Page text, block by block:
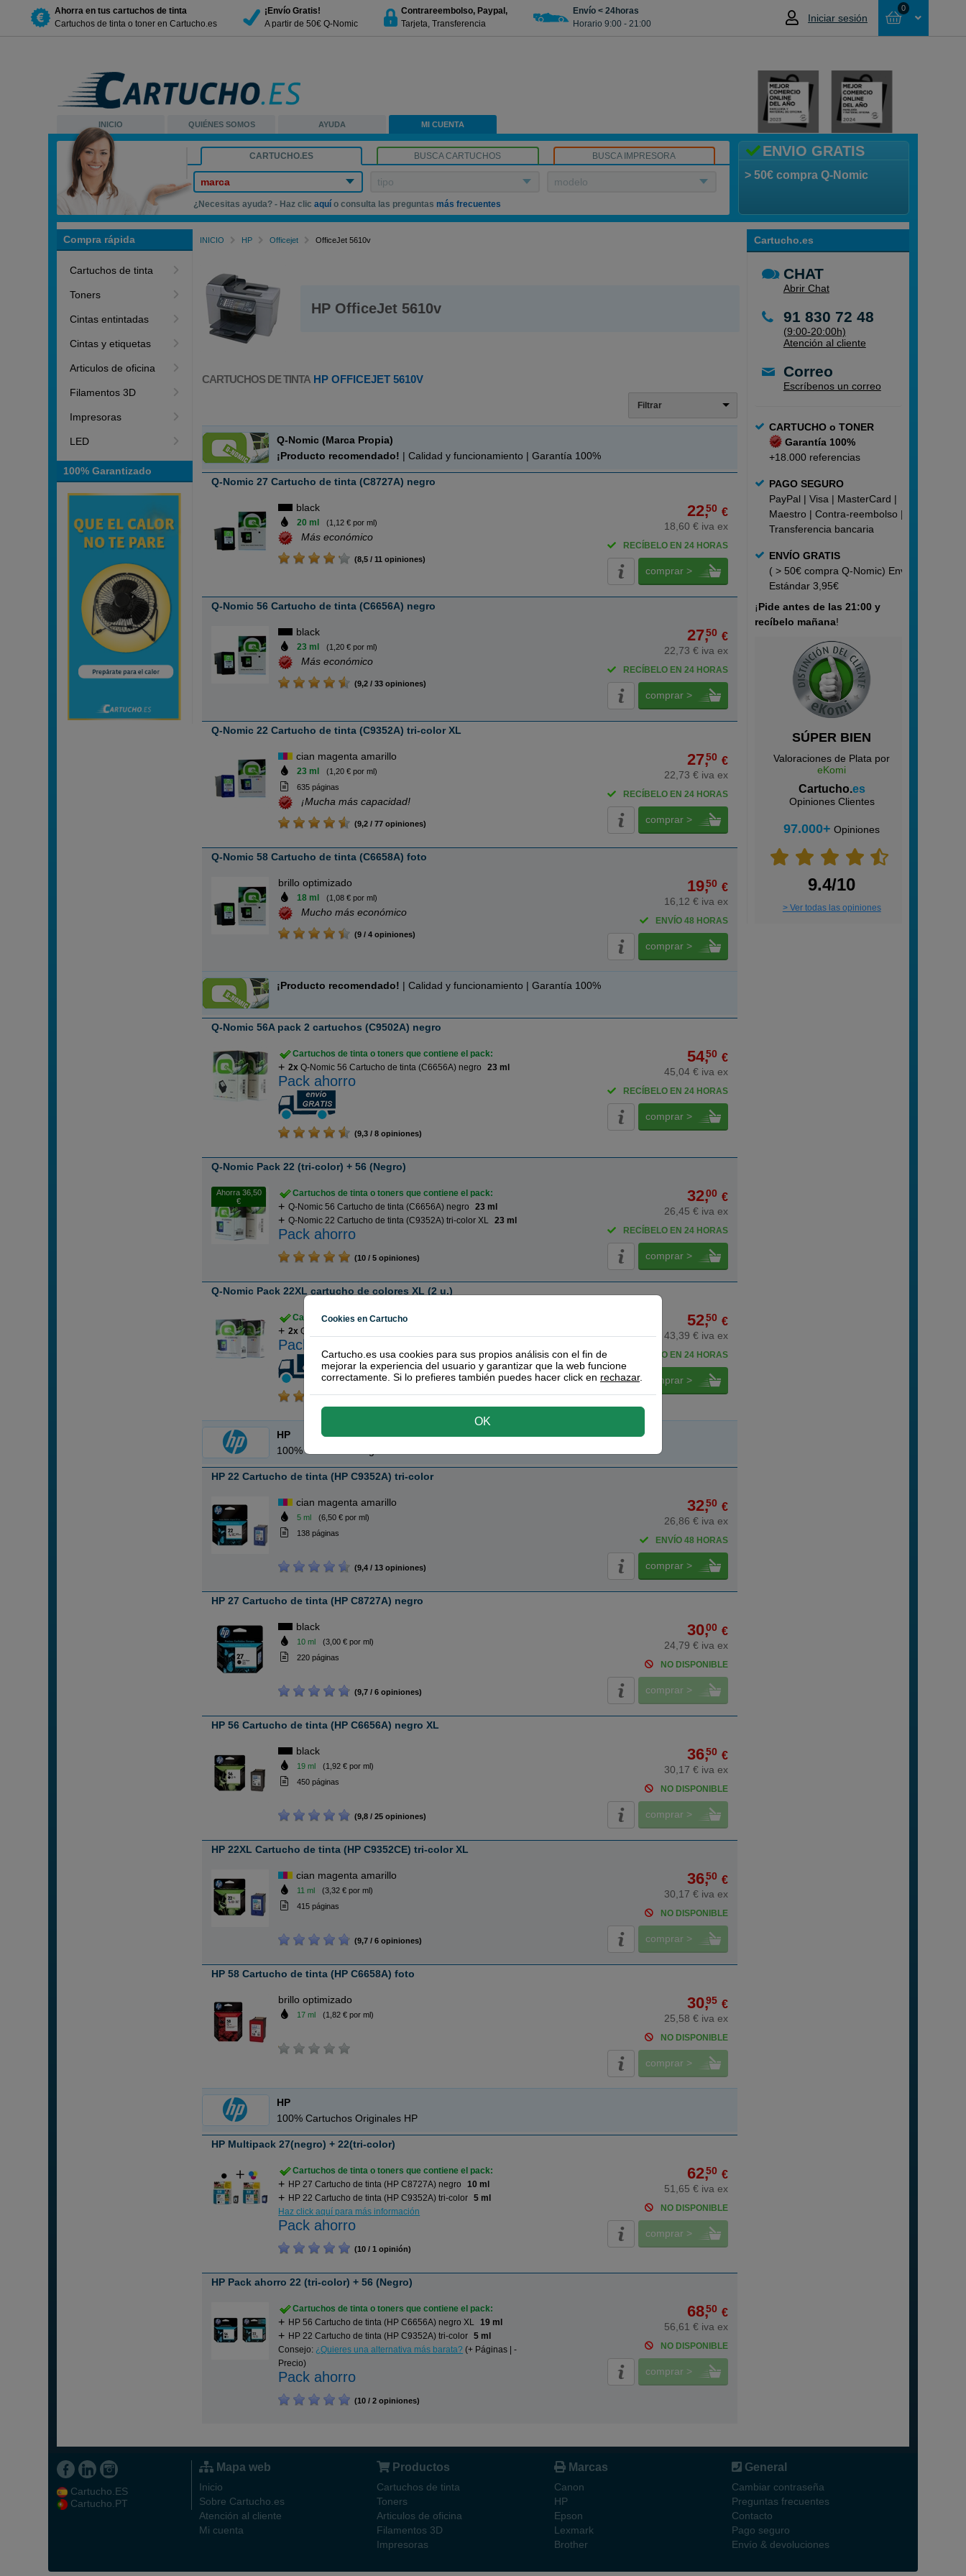
Ahorra en tus cartuchos de tinta
Cartuchos de tinta o toner en Cartucho.es
¡Envío Gratis!
A partir de 50€ Q-Nomic
Contrareembolso, Paypal,
Tarjeta, Transferencia
Envío < 24horas
Horario 9:00 - 21:00
Iniciar sesión
0
NO HAS SELECCIONADO NINGÚN
INICIO QUIÉNES SOMOS AYUDA MI CUENTA
ENVIO GRATIS
> 50€ compra Q-Nomic
CARTUCHO.ES BUSCA CARTUCHOS BUSCA IMPRESORA
marca tipo modelo
¿Necesitas ayuda? - Haz clicaquí o consulta las preguntas más frecuentes
Compra rápida
Cartuchos de tinta
Toners
Cintas entintadas
Cintas y etiquetas
Articulos de oficina
Filamentos 3D
Impresoras
LED
100% Garantizado
Cartucho.es
CHAT
Abrir Chat
91 830 72 48
(9:00-20:00h)
Atención al cliente
Correo
Escríbenos un correo
CARTUCHO o TONER
Garantía 100%
+18.000 referencias
PAGO SEGURO
PayPal | Visa | MasterCard |
Maestro | Contra-reembolso |
Transferencia bancaria
ENVÍO GRATIS
( > 50€ compra Q-Nomic) Envío
Estándar 3,95€
¡Pide antes de las 21:00 y
recíbelo mañana!
SÚPER BIEN
Valoraciones de Plata por
eKomi
Cartucho.es
Opiniones Clientes
97.000+ Opiniones
9.4/10
> Ver todas las opiniones
INICIO HP Officejet OfficeJet 5610v
HP OfficeJet 5610v
CARTUCHOS DE TINTA HP OFFICEJET 5610V
Filtrar
Q-Nomic (Marca Propia)
¡Producto recomendado! | Calidad y funcionamiento | Garantía 100%
Q-Nomic 27 Cartucho de tinta (C8727A) negro
black
20 ml (1,12 € por ml)
Más económico
(8,5 / 11 opiniones)
22,50 €
18,60 € iva ex
RECÍBELO EN 24 HORAS
comprar >
Q-Nomic 56 Cartucho de tinta (C6656A) negro
black
23 ml (1,20 € por ml)
Más económico
(9,2 / 33 opiniones)
27,50 €
22,73 € iva ex
RECÍBELO EN 24 HORAS
comprar >
Q-Nomic 22 Cartucho de tinta (C9352A) tri-color XL
cian magenta amarillo
23 ml
(1,20 € por ml)
635 páginas
¡Mucha más capacidad!
(9,2 / 77 opiniones)
27,50 €
22,73 € iva ex
RECÍBELO EN 24 HORAS
comprar >
Q-Nomic 58 Cartucho de tinta (C6658A) foto
brillo optimizado
18 ml (1,08 € por ml)
Mucho más económico
(9 / 4 opiniones)
19,50 €
16,12 € iva ex
ENVÍO 48 HORAS
comprar >
¡Producto recomendado! | Calidad y funcionamiento | Garantía 100%
Q-Nomic 56A pack 2 cartuchos (C9502A) negro
Cartuchos de tinta o toners que contiene el pack:
2xQ-Nomic 56 Cartucho de tinta (C6656A) negro 23 ml
Pack ahorro
(9,3 / 8 opiniones)
54,50 €
45,04 € iva ex
RECÍBELO EN 24 HORAS
comprar >
Q-Nomic Pack 22 (tri-color) + 56 (Negro)
Ahorra 36,50
€
Cartuchos de tinta o toners que contiene el pack:
Q-Nomic 56 Cartucho de tinta (C6656A) negro
23 ml
Q-Nomic 22 Cartucho de tinta (C9352A) tri-color XL 23 ml
Pack ahorro
(10 / 5 opiniones)
32,00 €
26,45 € iva ex
RECÍBELO EN 24 HORAS
comprar >
Q-Nomic Pack 22XL cartucho de colores XL (2 u.)
Cartuchos de tinta o toners que contiene el pack:
2xQ-Nomic 22 Cartucho de tinta (C9352A) tri-color XL
Pack ahorro
(9,5 / 4 opiniones)
52,50 €
43,39 € iva ex
RECÍBELO EN 24 HORAS
comprar >
HP
100% Cartuchos Originales HP
HP 22 Cartucho de tinta (HP C9352A) tri-color
cian magenta amarillo
5 ml
(6,50 € por ml)
138 páginas
(9,4 / 13 opiniones)
32,50 €
26,86 € iva ex
ENVÍO 48 HORAS
comprar >
HP 27 Cartucho de tinta (HP C8727A) negro
black
10 ml
(3,00 € por ml)
220 páginas
(9,7 / 6 opiniones)
30,00 €
24,79 € iva ex
NO DISPONIBLE
comprar >
HP 56 Cartucho de tinta (HP C6656A) negro XL
black
19 ml
(1,92 € por ml)
450 páginas
(9,8 / 25 opiniones)
36,50 €
30,17 € iva ex
NO DISPONIBLE
comprar >
HP 22XL Cartucho de tinta (HP C9352CE) tri-color XL
cian magenta amarillo
11 ml
(3,32 € por ml)
415 páginas
(9,7 / 6 opiniones)
36,50 €
30,17 € iva ex
NO DISPONIBLE
comprar >
HP 58 Cartucho de tinta (HP C6658A) foto
brillo optimizado
17 ml (1,82 € por ml)
30,95 €
25,58 € iva ex
NO DISPONIBLE
comprar >
HP
100% Cartuchos Originales HP
HP Multipack 27(negro) + 22(tri-color)
Cartuchos de tinta o toners que contiene el pack:
HP 27 Cartucho de tinta (HP C8727A) negro
10 ml
HP 22 Cartucho de tinta (HP C9352A) tri-color 5 ml
Haz click aquí para más información
Pack ahorro
(10 / 1 opinión)
62,50 €
51,65 € iva ex
NO DISPONIBLE
comprar >
HP Pack ahorro 22 (tri-color) + 56 (Negro)
Cartuchos de tinta o toners que contiene el pack:
HP 56 Cartucho de tinta (HP C6656A) negro XL 19 ml
HP 22 Cartucho de tinta (HP C9352A) tri-color 5 ml
Consejo: ¿Quieres una alternativa más barata? (+ Páginas | -
Precio)
Pack ahorro
(10 / 2 opiniones)
68,50 €
56,61 € iva ex
NO DISPONIBLE
comprar >
Cartucho.ES
Cartucho.PT
Mapa web
Inicio
Sobre Cartucho.es
Atención al cliente
Mi cuenta
Productos
Cartuchos de tinta
Toners
Articulos de oficina
Filamentos 3D
Impresoras
Marcas
Canon
HP
Epson
Lexmark
Brother
General
Cambiar contraseña
Preguntas frecuentes
Contacto
Pago seguro
Envío & devoluciones
Cookies en Cartucho
Cartucho.es usa cookies para sus propios análisis con el fin de
mejorar la experiencia del usuario y garantizar que la web funcione
correctamente. Si lo prefieres también puedes hacer click en rechazar.
OK